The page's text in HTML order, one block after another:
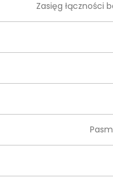
Zasięg łączności